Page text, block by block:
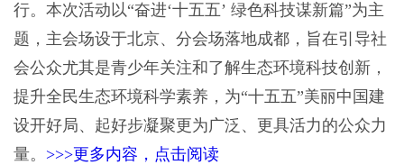
行。本次活动以“奋进‘十五五’ 绿色科技谋新篇”为主
题，主会场设于北京、分会场落地成都，旨在引导社
会公众尤其是青少年关注和了解生态环境科技创新，
提升全民生态环境科学素养，为“十五五”美丽中国建
设开好局、起好步凝聚更为广泛、更具活力的公众力
量。 >>>更多内容，点击阅读